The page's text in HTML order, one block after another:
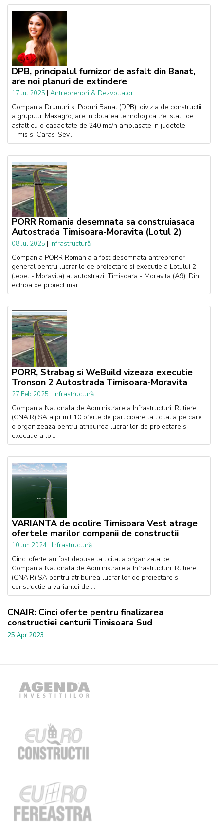
DPB, principalul furnizor de asfalt din Banat,
are noi planuri de extindere
17 Jul 2025 | Antreprenori & Dezvoltatori
Compania Drumuri si Poduri Banat (DPB), divizia de constructii
a grupului Maxagro, are in dotarea tehnologica trei statii de
asfalt cu o capacitate de 240 mc/h amplasate in judetele
Timis si Caras-Sev...
PORR Romania desemnata sa construiasaca
Autostrada Timisoara-Moravita (Lotul 2)
08 Jul 2025 | Infrastructură
Compania PORR Romania a fost desemnata antreprenor
general pentru lucrarile de proiectare si executie a Lotului 2
(Jebel - Moravita) al autostrazii Timisoara - Moravita (A9). Din
echipa de proiect mai...
PORR, Strabag si WeBuild vizeaza executie
Tronson 2 Autostrada Timisoara-Moravita
27 Feb 2025 | Infrastructură
Compania Nationala de Administrare a Infrastructurii Rutiere
(CNAIR) SA a primit 10 oferte de participare la licitatia pe care
o organizeaza pentru atribuirea lucrarilor de proiectare si
executie a lo...
VARIANTA de ocolire Timisoara Vest atrage
ofertele marilor companii de constructii
10 Jun 2024 | Infrastructură
Cinci oferte au fost depuse la licitatia organizata de
Compania Nationala de Administrare a Infrastructurii Rutiere
(CNAIR) SA pentru atribuirea lucrarilor de proiectare si
constructie a variantei de ...
CNAIR: Cinci oferte pentru finalizarea
constructiei centurii Timisoara Sud
25 Apr 2023